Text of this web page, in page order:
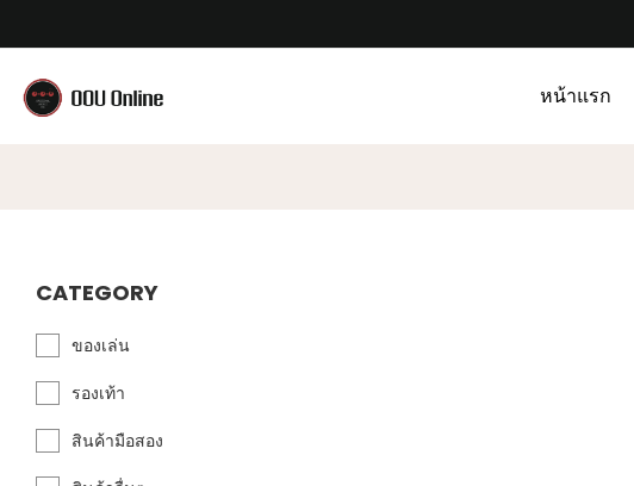
หน้าแรก
CATEGORY
ของเล่น
รองเท้า
สินค้ามือสอง